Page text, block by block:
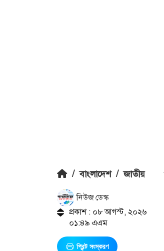
/ বাংলাদেশ / জাতীয়
নিউজ ডেস্ক
প্রকাশ : ০৮ আগস্ট, ২০২৬
০১:৪৯ এএম
প্রিন্ট সংস্করণ